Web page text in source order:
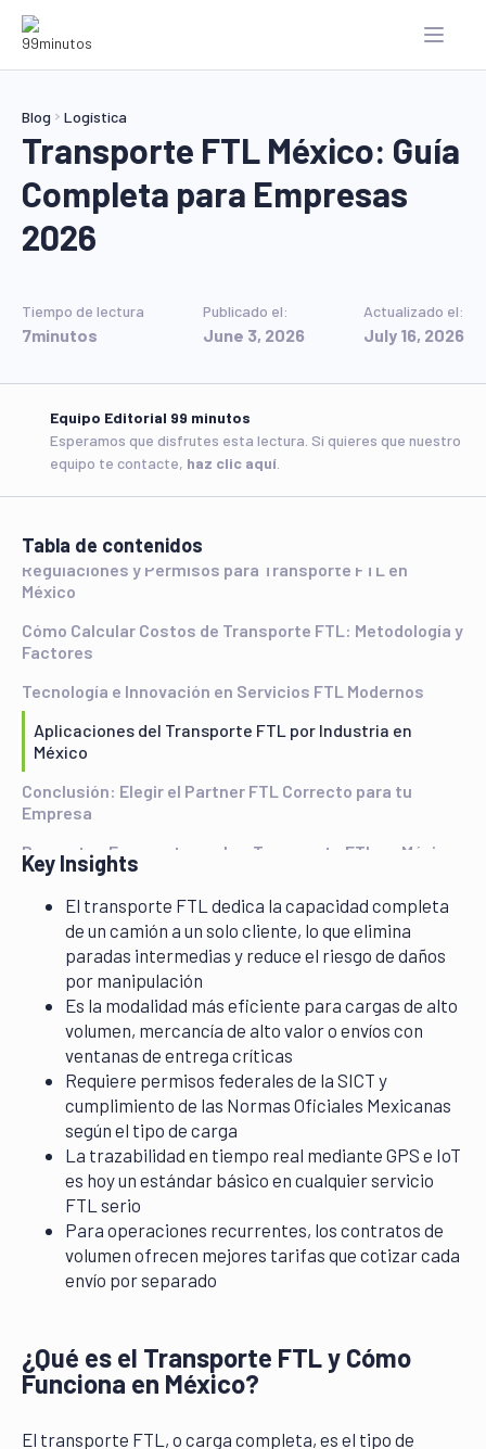
Blog Logística
Transporte FTL México: Guía
Completa para Empresas
2026
Tiempo de lectura
7minutos
Publicado el:
June 3, 2026
Actualizado el:
July 16, 2026
Equipo Editorial 99 minutos
Esperamos que disfrutes esta lectura. Si quieres que nuestro
equipo te contacte, haz clic aquí.
Tabla de contenidos
Regulaciones y Permisos para Transporte FTL en
México
Cómo Calcular Costos de Transporte FTL: Metodología y
Factores
Tecnología e Innovación en Servicios FTL Modernos
Aplicaciones del Transporte FTL por Industria en
México
Conclusión: Elegir el Partner FTL Correcto para tu
Empresa
Preguntas Frecuentes sobre Transporte FTL en México
Key Insights
El transporte FTL dedica la capacidad completa
de un camión a un solo cliente, lo que elimina
paradas intermedias y reduce el riesgo de daños
por manipulación
Es la modalidad más eficiente para cargas de alto
volumen, mercancía de alto valor o envíos con
ventanas de entrega críticas
Requiere permisos federales de la SICT y
cumplimiento de las Normas Oficiales Mexicanas
según el tipo de carga
La trazabilidad en tiempo real mediante GPS e IoT
es hoy un estándar básico en cualquier servicio
FTL serio
Para operaciones recurrentes, los contratos de
volumen ofrecen mejores tarifas que cotizar cada
envío por separado
¿Qué es el Transporte FTL y Cómo
Funciona en México?
El transporte FTL, o carga completa, es el tipo de